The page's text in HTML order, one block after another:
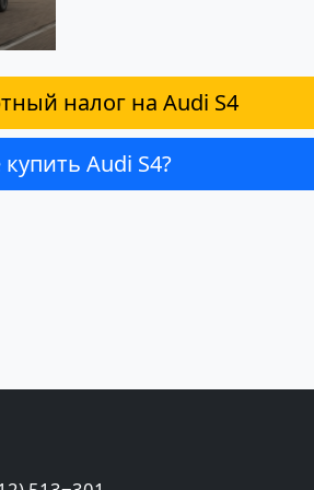
налог на Audi S4
купить Audi S4?